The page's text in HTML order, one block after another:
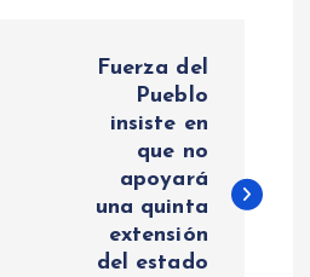
Fuerza del
Pueblo
insiste en
que no
apoyará
una quinta
extensión
del estado